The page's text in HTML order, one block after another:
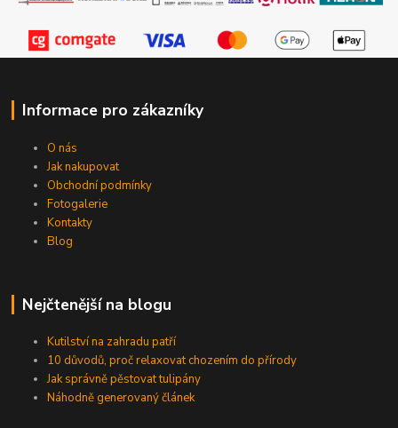
Informace pro zákazníky
O nás
Jak nakupovat
Obchodní podmínky
Fotogalerie
Kontakty
Blog
Nejčtenější na blogu
Kutilství na zahradu patří
10 důvodů, proč relaxovat chozením do přírody
Jak správně pěstovat tulipány
Náhodně generovaný článek